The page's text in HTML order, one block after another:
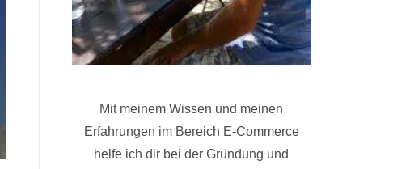
Mit meinem Wissen und meinen
Erfahrungen im Bereich E-Commerce
helfe ich dir bei der Gründung und